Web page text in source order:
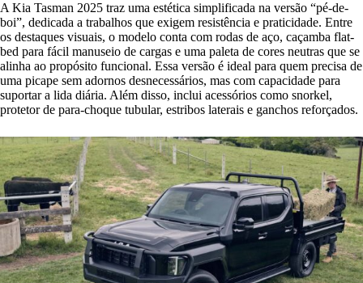
A Kia Tasman 2025 traz uma estética simplificada na versão “pé-de-
boi”, dedicada a trabalhos que exigem resistência e praticidade. Entre
os destaques visuais, o modelo conta com rodas de aço, caçamba flat-
bed para fácil manuseio de cargas e uma paleta de cores neutras que se
alinha ao propósito funcional. Essa versão é ideal para quem precisa de
uma picape sem adornos desnecessários, mas com capacidade para
suportar a lida diária. Além disso, inclui acessórios como snorkel,
protetor de para-choque tubular, estribos laterais e ganchos reforçados.